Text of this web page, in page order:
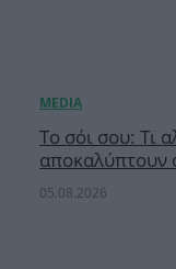
Το σόι σου: Τι
αποκαλύπτουν
05.08.2026